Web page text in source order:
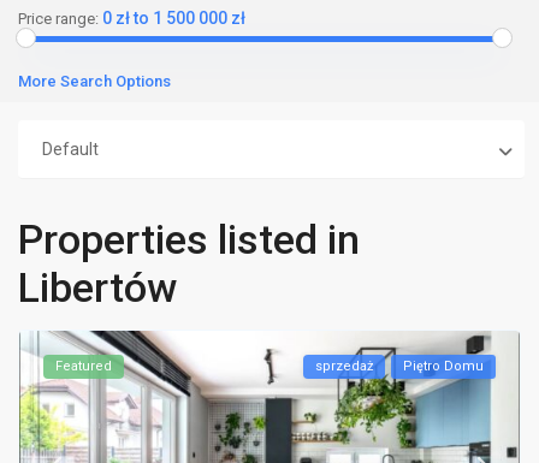
Price range: 0 zł to 1 500 000 zł
More Search Options
Default
Properties listed in
Libertów
Featured sprzedaż Piętro Domu